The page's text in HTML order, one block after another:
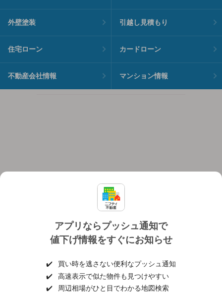
アプリならプッシュ通知で
値下げ情報をすぐにお知らせ
✔️
買い時を逃さない便利なプッシュ通知
✔️
高速表示で似た物件も見つけやすい
✔️
周辺相場がひと目でわかる地図検索
外壁塗装 引越し見積もり
住宅ローン カードローン
不動産会社情報 マンション情報
個人情報保護ポリシー 利用規約
ヘルプ・お問い合わせ 採用情報